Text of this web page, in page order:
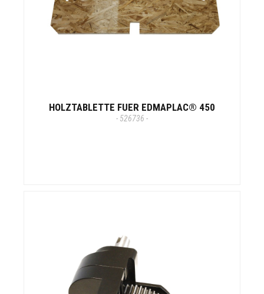
HOLZTABLETTE FUER EDMAPLAC® 450
- 526736 -